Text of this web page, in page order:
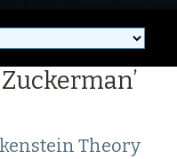
Theory